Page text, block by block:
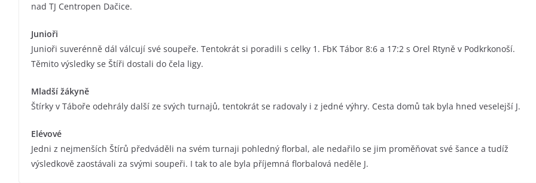
nad TJ Centropen Dačice.
Junioři
Junioři suverénně dál válcují své soupeře. Tentokrát si poradili s celky 1. FbK Tábor 8:6 a 17:2 s Orel Rtyně v Podkrkonoší.
Těmito výsledky se Štíři dostali do čela ligy.
Mladší žákyně
Štírky v Táboře odehrály další ze svých turnajů, tentokrát se radovaly i z jedné výhry. Cesta domů tak byla hned veselejší J.
Elévové
Jedni z nejmenších Štírů předváděli na svém turnaji pohledný florbal, ale nedařilo se jim proměňovat své šance a tudíž
výsledkově zaostávali za svými soupeři. I tak to ale byla příjemná florbalová neděle J.